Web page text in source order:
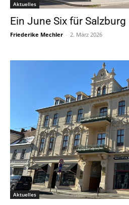
Aktuelles
Ein June Six für Salzburg
Friederike Mechler - 2. März 2026
Aktuelles